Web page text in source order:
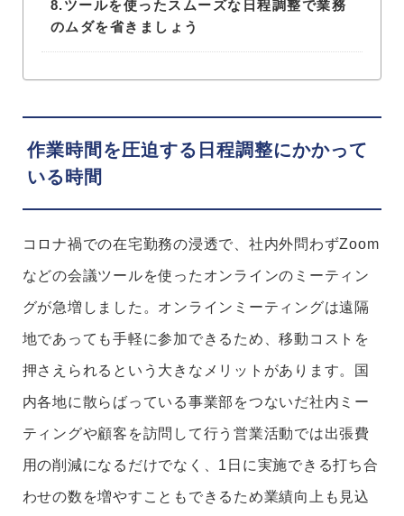
8.ツールを使ったスムーズな日程調整で業務
のムダを省きましょう
作業時間を圧迫する日程調整にかかって
いる時間
コロナ禍での在宅勤務の浸透で、社内外問わずZoom
などの会議ツールを使ったオンラインのミーティン
グが急増しました。 オンラインミーティングは遠隔
地であっても手軽に参加できるため、移動コストを
押さえられるという大きなメリットがあります。国
内各地に散らばっている事業部をつないだ社内ミー
ティングや顧客を訪問して行う営業活動では出張費
用の削減になるだけでなく、1日に実施できる打ち合
わせの数を増やすこともできるため業績向上も見込